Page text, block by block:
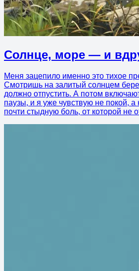
Солнце, море — и
Меня зацепило именно это тихое
Смотришь на залитый солнцем
должно отпустить. А потом
паузы, и я уже чувствую не покой,
почти стыдную боль, от которой не